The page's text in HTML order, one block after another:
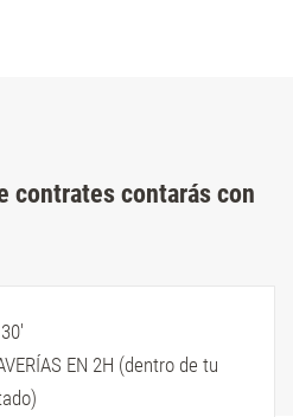
contrates contarás con
EN 2H (dentro de tu